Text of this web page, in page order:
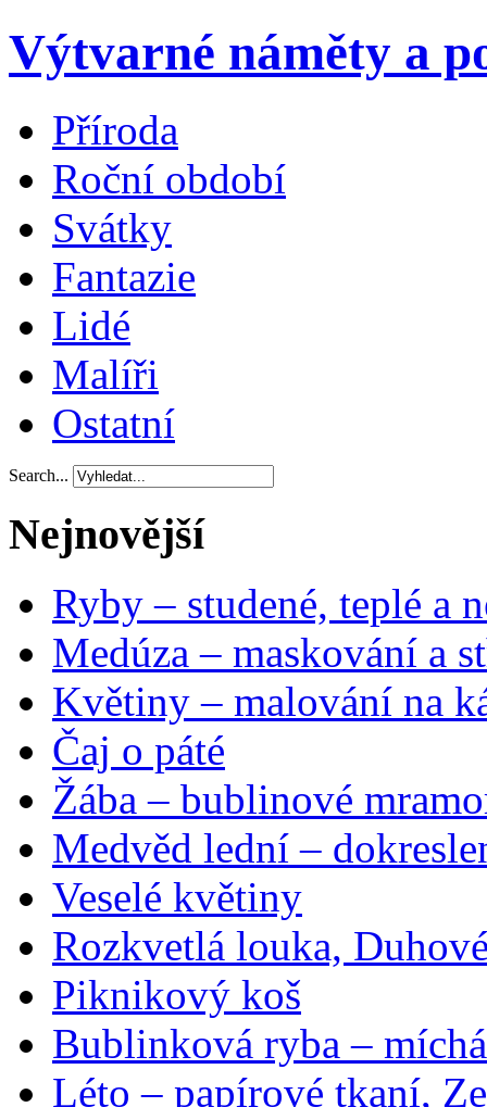
Výtvarné náměty a
Příroda
Roční období
Svátky
Fantazie
Lidé
Malíři
Ostatní
Search...
Nejnovější
Ryby – studené, teplé a
Medúza – maskování a
Květiny – malování na
Čaj o páté
Žába – bublinové
Medvěd lední –
Veselé květiny
Rozkvetlá louka,
Piknikový koš
Bublinková ryba –
Léto – papírové tkaní,